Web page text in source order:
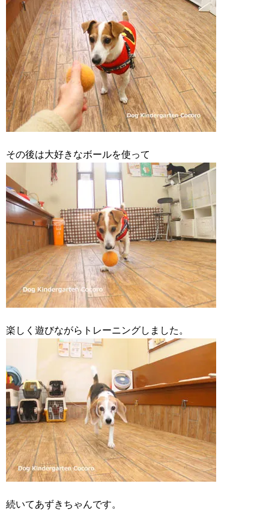
その後は大好きなボールを使って
楽しく遊びながらトレーニングしました。
続いてあずきちゃんです。